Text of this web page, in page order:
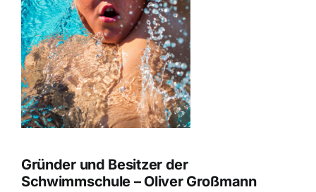
Gründer und Besitzer der
Schwimmschule – Oliver Großmann